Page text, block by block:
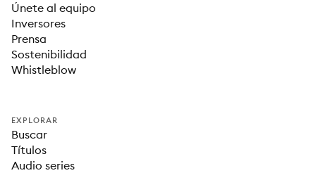
Únete al equipo
Inversores
Prensa
Sostenibilidad
Whistleblow
EXPLORAR
Buscar
Títulos
Audio series